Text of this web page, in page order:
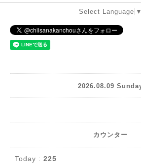
Select Language ▼
2026.08.09
カウンター
Today : 225